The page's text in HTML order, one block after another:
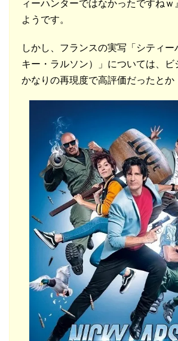
ィーハンターではなかったですねｗ
ようです。
しかし、フランスの実写「シティー
キー・ラルソン）」については、ビ
かなりの再現度で高評価だったとか